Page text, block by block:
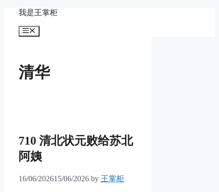
content
我是王掌柜
Menu
清华
710 清北状元败给苏北
阿姨
16/06/202615/06/2026 by 王掌柜